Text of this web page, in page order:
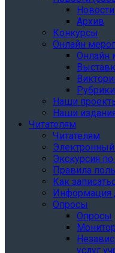
Архив
Конкурсы
Онлайн
Онлайн
Наши
Наши
Читателям
Читателям
Электронный
Экскурсия
Правила
Как
Информация
Опросы
Опросы
услуг